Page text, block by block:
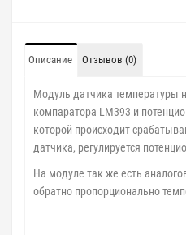
Описание Отзывов (0)
Модуль датчика температуры
компаратора LM393 и
которой происходит
датчика, регулируется
На модуле так же есть
обратно пропорционально